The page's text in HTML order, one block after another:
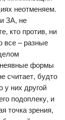
неотменяем.
ЗА, не
кто против, ни
все – разные
неявные формы
считает, будто
них другой
подоплеку, и
точка зрения,